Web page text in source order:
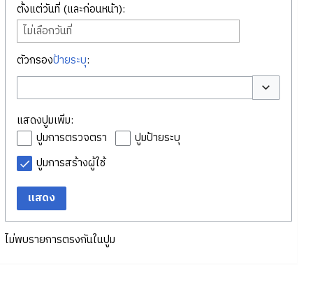
ตั้งแต่วันที่ (และก่อนหน้า):
ไม่เลือกวันที่
ตัวกรองป้ายระบุ:
สลับตัวเลือก
แสดงปูมเพิ่ม:
ปูมการตรวจตรา
ปูมป้ายระบุ
ปูมการสร้างผู้ใช้
แสดง
ไม่พบรายการตรงกันในปูม